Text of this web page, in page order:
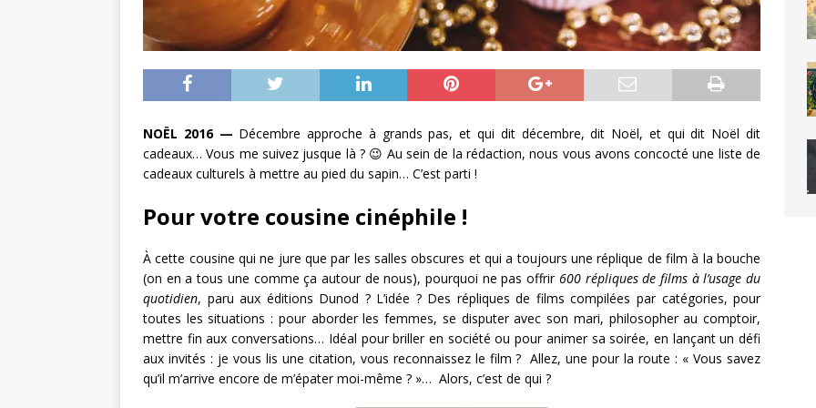
NOËL 2016 — Décembre approche à grands pas, et qui dit décembre, dit Noël, et qui dit Noël dit
cadeaux… Vous me suivez jusque là ? 😉 Au sein de la rédaction, nous vous avons concocté une liste de
cadeaux culturels à mettre au pied du sapin… C’est parti !
Pour votre cousine cinéphile !
À cette cousine qui ne jure que par les salles obscures et qui a toujours une réplique de film à la bouche
(on en a tous une comme ça autour de nous), pourquoi ne pas offrir 600 répliques de films à l’usage du
quotidien, paru aux éditions Dunod ? L’idée ? Des répliques de films compilées par catégories, pour
toutes les situations : pour aborder les femmes, se disputer avec son mari, philosopher au comptoir,
mettre fin aux conversations… Idéal pour briller en société ou pour animer sa soirée, en lançant un défi
aux invités : je vous lis une citation, vous reconnaissez le film ? Allez, une pour la route : « Vous savez
qu’il m’arrive encore de m’épater moi-même ? »… Alors, c’est de qui ?